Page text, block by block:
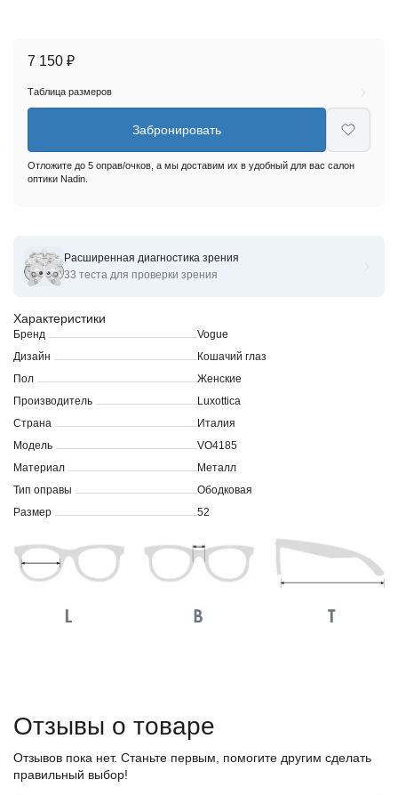
Оправы для очков корригирующих Vogue 0VO4185- 52
Характеристики
Бренд
Vogue
Дизайн
Кошачий глаз
Пол
Женские
Производитель
Luxottica
Страна
Италия
Модель
VO4185
Материал
Металл
Тип оправы
Ободковая
Размер
52
7 150 ₽
Таблица размеров
Забронировать
Отложите до 5 оправ/очков, а мы доставим их в удобный для вас салон
оптики Nadin.
Расширенная диагностика зрения
33 теста для проверки зрения
Отзывы о товаре
Отзывов пока нет. Станьте первым, помогите другим сделать
правильный выбор!